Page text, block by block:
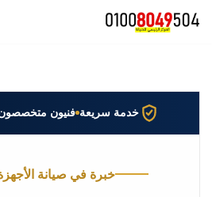
خدمة سريعة فنيون
خبرة في صيانة